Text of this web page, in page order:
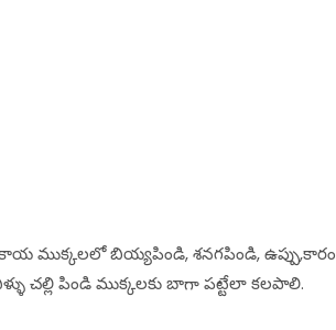
ముక్కలలో బియ్యపిండి, శనగపిండి,
చల్లి పిండి ముక్కలకు బాగా పట్టేలా కలపాలి.